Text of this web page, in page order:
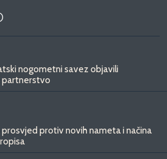
nogometni savez objavili
partnerstvo
prosvjed protiv novih nameta i načina